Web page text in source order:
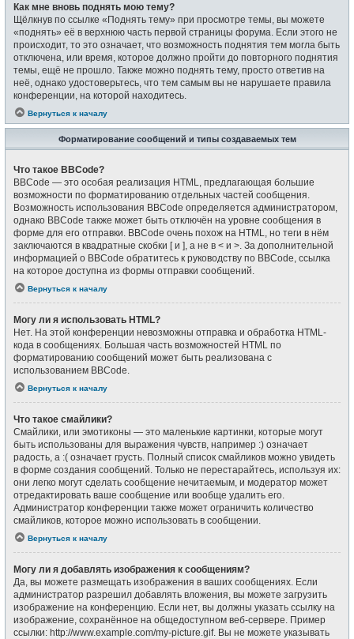
Как мне вновь поднять мою тему?
Щёлкнув по ссылке «Поднять тему» при просмотре темы, вы можете
«поднять» её в верхнюю часть первой страницы форума. Если этого не
происходит, то это означает, что возможность поднятия тем могла быть
отключена, или время, которое должно пройти до повторного поднятия
темы, ещё не прошло. Также можно поднять тему, просто ответив на
неё, однако удостоверьтесь, что тем самым вы не нарушаете правила
конференции, на которой находитесь.
Вернуться к началу
Форматирование сообщений и типы создаваемых тем
Что такое BBCode?
BBCode — это особая реализация HTML, предлагающая большие
возможности по форматированию отдельных частей сообщения.
Возможность использования BBCode определяется администратором,
однако BBCode также может быть отключён на уровне сообщения в
форме для его отправки. BBCode очень похож на HTML, но теги в нём
заключаются в квадратные скобки [ и ], а не в < и >. За дополнительной
информацией о BBCode обратитесь к руководству по BBCode, ссылка
на которое доступна из формы отправки сообщений.
Вернуться к началу
Могу ли я использовать HTML?
Нет. На этой конференции невозможны отправка и обработка HTML-
кода в сообщениях. Большая часть возможностей HTML по
форматированию сообщений может быть реализована с
использованием BBCode.
Вернуться к началу
Что такое смайлики?
Смайлики, или эмотиконы — это маленькие картинки, которые могут
быть использованы для выражения чувств, например :) означает
радость, а :( означает грусть. Полный список смайликов можно увидеть
в форме создания сообщений. Только не перестарайтесь, используя их:
они легко могут сделать сообщение нечитаемым, и модератор может
отредактировать ваше сообщение или вообще удалить его.
Администратор конференции также может ограничить количество
смайликов, которое можно использовать в сообщении.
Вернуться к началу
Могу ли я добавлять изображения к сообщениям?
Да, вы можете размещать изображения в ваших сообщениях. Если
администратор разрешил добавлять вложения, вы можете загрузить
изображение на конференцию. Если нет, вы должны указать ссылку на
изображение, сохранённое на общедоступном веб-сервере. Пример
ссылки: http://www.example.com/my-picture.gif. Вы не можете указывать